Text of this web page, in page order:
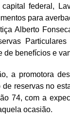
federal,
para
Alberto
de benefícios e
a promotora
reservas no
74, com a
ocasião.